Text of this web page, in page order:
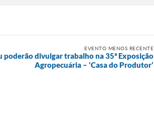
EVENTO MENOS RECENTE
poderão divulgar trabalho na 35ª Exposição
Agropecuária – ‘Casa do Produtor’